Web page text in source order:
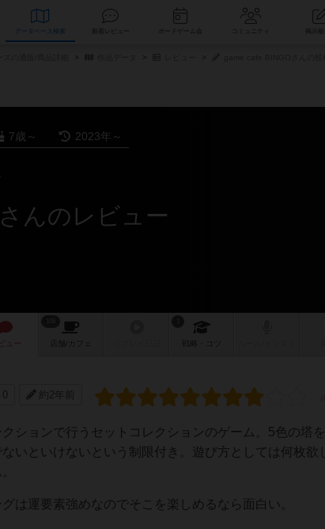
データベース コミュニティ
7歳～ 2023年～
んのレビュー
ュー 店舗/ カフェ 戦略
0 約2年前
ションで行うセットコレクションのゲーム。5色の塔
いといけないという制限付き。遊び方としては何枚欲
は運要素強めなのでそこを楽しめるなら面白い。